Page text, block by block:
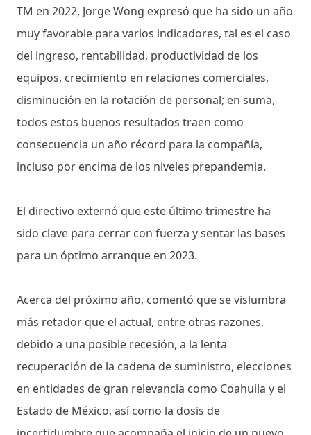
TM en 2022, Jorge Wong expresó que ha sido un año
muy favorable para varios indicadores, tal es el caso
del ingreso, rentabilidad, productividad de los
equipos, crecimiento en relaciones comerciales,
disminución en la rotación de personal; en suma,
todos estos buenos resultados traen como
consecuencia un año récord para la compañía,
incluso por encima de los niveles prepandemia.
El directivo externó que este último trimestre ha
sido clave para cerrar con fuerza y sentar las bases
para un óptimo arranque en 2023.
Acerca del próximo año, comentó que se vislumbra
más retador que el actual, entre otras razones,
debido a una posible recesión, a la lenta
recuperación de la cadena de suministro, elecciones
en entidades de gran relevancia como Coahuila y el
Estado de México, así como la dosis de